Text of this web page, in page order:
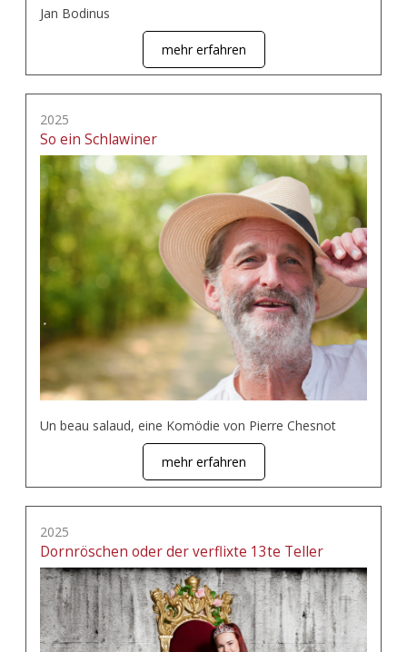
Jan Bodinus
mehr erfahren
2025
So ein Schlawiner
Un beau salaud, eine Komödie von Pierre Chesnot
mehr erfahren
2025
Dornröschen oder der verflixte 13te Teller